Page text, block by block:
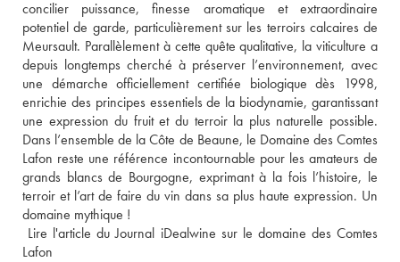
concilier puissance, finesse aromatique et extraordinaire
potentiel de garde, particulièrement sur les terroirs calcaires de
Meursault. Parallèlement à cette quête qualitative, la viticulture a
depuis longtemps cherché à préserver l’environnement, avec
une démarche officiellement certifiée biologique dès 1998,
enrichie des principes essentiels de la biodynamie, garantissant
une expression du fruit et du terroir la plus naturelle possible.
Dans l’ensemble de la Côte de Beaune, le Domaine des Comtes
Lafon reste une référence incontournable pour les amateurs de
grands blancs de Bourgogne, exprimant à la fois l’histoire, le
terroir et l’art de faire du vin dans sa plus haute expression. Un
domaine mythique !
Lire l'article du Journal iDealwine sur le domaine des Comtes
Lafon